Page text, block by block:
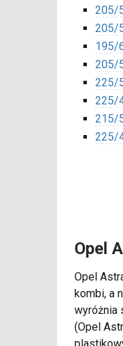
205/
205/
195/
205/
225/
225/
215/
225/
Opel
Opel
kombi, a
wyróżnia
(Opel